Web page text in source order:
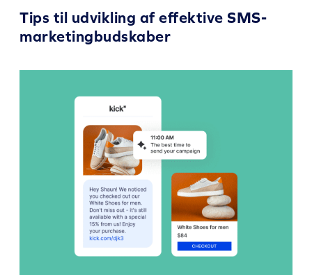
Tips til udvikling af effektive SMS-
marketingbudskaber